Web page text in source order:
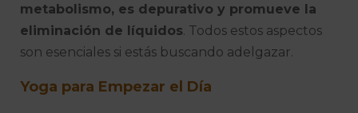
metabolismo, es depurativo y promueve la
eliminación de líquidos. Todos estos aspectos
son esenciales si estás buscando adelgazar.
Yoga para Empezar el Día